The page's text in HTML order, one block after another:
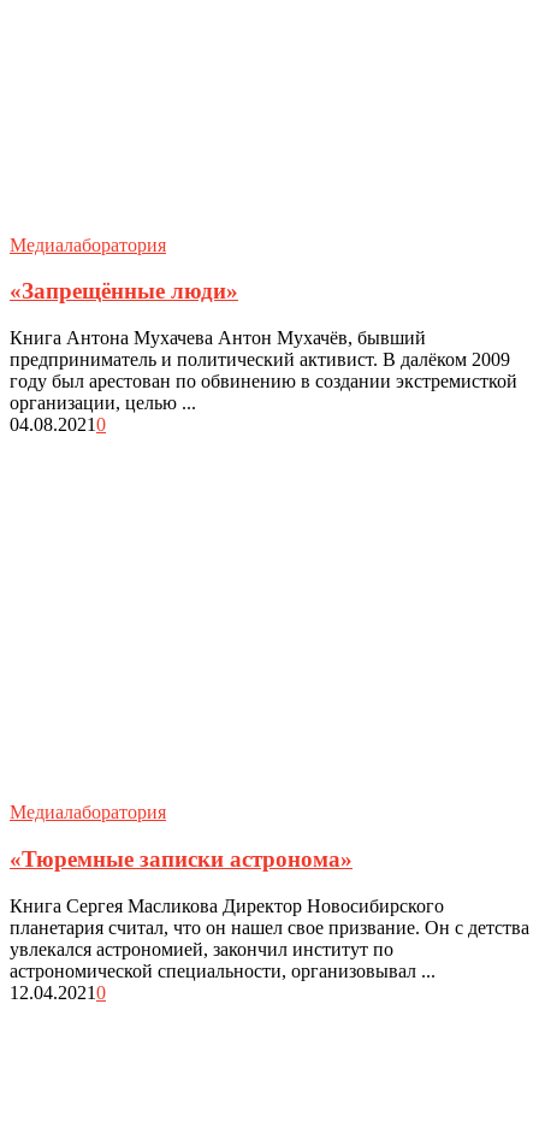
Медиалаборатория
«Запрещённые люди»
Книга Антона Мухачева Антон Мухачёв, бывший
предприниматель и политический активист. В далёком 2009
году был арестован по обвинению в создании экстремисткой
организации, целью ...
04.08.20210
Медиалаборатория
«Тюремные записки астронома»
Книга Сергея Масликова Директор Новосибирского
планетария считал, что он нашел свое призвание. Он с детства
увлекался астрономией, закончил институт по
астрономической специальности, организовывал ...
12.04.20210